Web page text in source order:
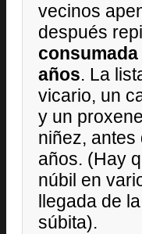
vecinos
después
años. La
vicario, un
y un
niñez, antes
años. (Hay
núbil en
llegada de
súbita).